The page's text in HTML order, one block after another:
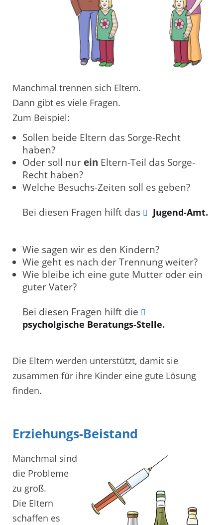
Manchmal trennen sich Eltern.
Dann gibt es viele Fragen.
Zum Beispiel:
Sollen beide Eltern das Sorge-Recht
haben?
Oder soll nur ein Eltern-Teil das Sorge-
Recht haben?
Welche Besuchs-Zeiten soll es geben?
Bei diesen Fragen hilft das
Jugend-Amt.
Wie sagen wir es den Kindern?
Wie geht es nach der Trennung weiter?
Wie bleibe ich eine gute Mutter oder ein
guter Vater?
Bei diesen Fragen hilft die
psycholgische Beratungs-Stelle.
Die Eltern werden unterstützt, damit sie
zusammen für ihre Kinder eine gute Lösung
finden.
Erziehungs-Beistand
Manchmal sind
die Probleme
zu groß.
Die Eltern
schaffen es